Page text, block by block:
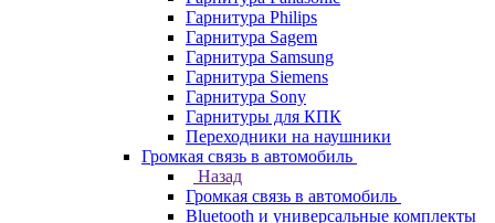
Гарнитура Philips
Гарнитура Sagem
Гарнитура Samsung
Гарнитура Siemens
Гарнитура Sony
Гарнитуры для КПК
Переходники на наушники
Громкая связь в автомобиль
Назад
Громкая связь в автомобиль
Bluetooth и универсальные комплекты